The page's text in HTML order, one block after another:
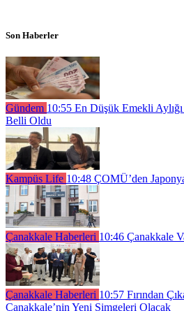
Son Haberler
Gündem 10:55 En Düşük Emekli
Belli Oldu
Kampüs Life 10:48 ÇOMÜ’den
Çanakkale Haberleri 10:46 Çanakkale
Çanakkale Haberleri 10:57 Fırından
Çanakkale’nin Yeni Simgeleri Olacak